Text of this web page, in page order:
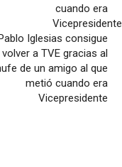
Iglesias consigue
volver a TVE gracias al
de un amigo al que
metió cuando era
Vicepresidente